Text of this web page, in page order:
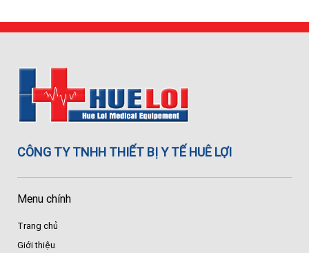
CÔNG TY TNHH THIẾT BỊ Y TẾ HUÊ LỢI
Menu chính
Trang chủ
Giới thiệu